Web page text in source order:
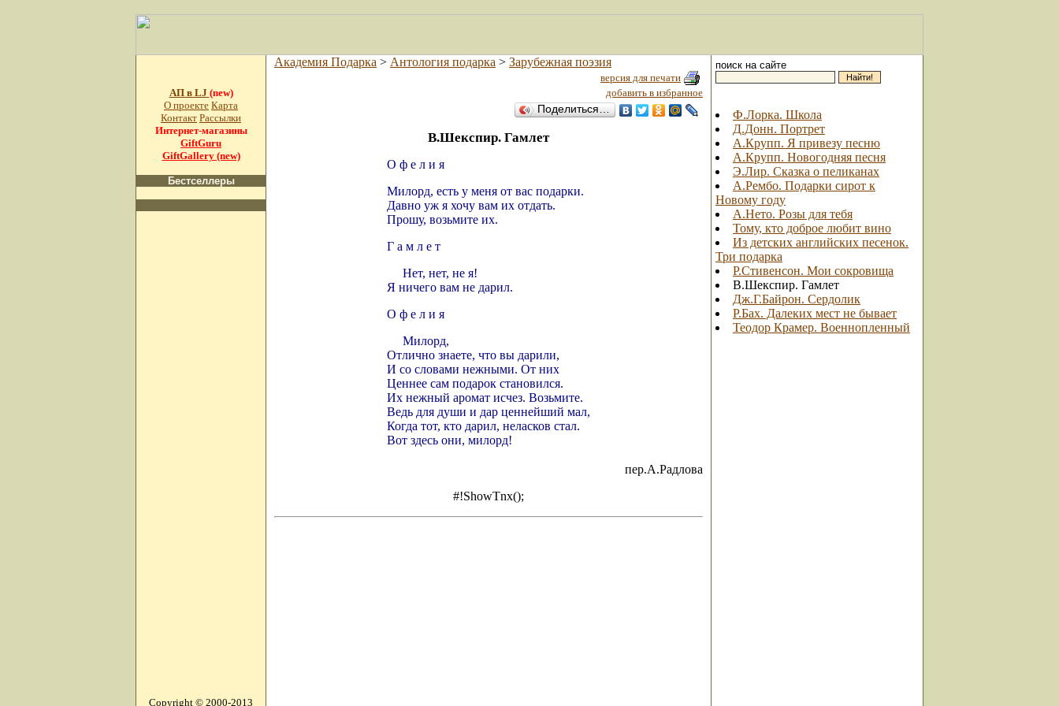
АП в LJ (new)
О проекте Карта
Контакт Рассылки
Интернет-магазины
GiftGuru
GiftGallery (new)
Бестселлеры
Академия Подарка > Антология подарка > Зарубежная поэзия
версия для печати
добавить в избранное
Поделиться…
В.Шекспир. Гамлет
О ф е л и я
Милорд, есть у меня от вас подарки.
Давно уж я хочу вам их отдать.
Прошу, возьмите их.
Г а м л е т
Нет, нет, не я!
Я ничего вам не дарил.
О ф е л и я
Милорд,
Отлично знаете, что вы дарили,
И со словами нежными. От них
Ценнее сам подарок становился.
Их нежный аромат исчез. Возьмите.
Ведь для души и дар ценнейший мал,
Когда тот, кто дарил, неласков стал.
Вот здесь они, милорд!
пер.А.Радлова
#!ShowTnx();
поиск на сайте
Ф.Лорка. Школа
Д.Донн. Портрет
А.Крупп. Я привезу песню
А.Крупп. Новогодняя песня
Э.Лир. Сказка о пеликанах
А.Рембо. Подарки сирот к
Новому году
А.Нето. Розы для тебя
Тому, кто доброе любит вино
Из детских английских песенок.
Три подарка
Р.Стивенсон. Мои сокровища
В.Шекспир. Гамлет
Дж.Г.Байрон. Сердолик
Р.Бах. Далеких мест не бывает
Теодор Крамер. Военнопленный
Copyright © 2000-2013